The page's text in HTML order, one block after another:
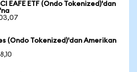
EAFE ETF (Ondo Tokenized)'dan
(Ondo Tokenized)'dan Amerikan